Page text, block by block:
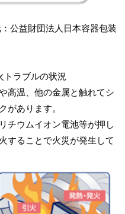
人日本容器包装
トラブルの状況
高温、他の金属と触れてシ
があります。
チウムイオン電池等が押し
することで火災が発生して